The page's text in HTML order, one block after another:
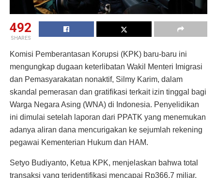
492
SHARES
Komisi Pemberantasan Korupsi (KPK) baru-baru ini
mengungkap dugaan keterlibatan Wakil Menteri Imigrasi
dan Pemasyarakatan nonaktif, Silmy Karim, dalam
skandal pemerasan dan gratifikasi terkait izin tinggal bagi
Warga Negara Asing (WNA) di Indonesia. Penyelidikan
ini dimulai setelah laporan dari PPATK yang menemukan
adanya aliran dana mencurigakan ke sejumlah rekening
pegawai Kementerian Hukum dan HAM.
Setyo Budiyanto, Ketua KPK, menjelaskan bahwa total
transaksi yang teridentifikasi mencapai Rp366,7 miliar,